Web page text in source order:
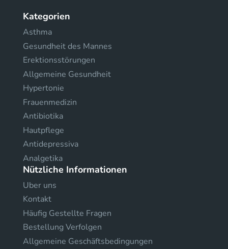
Kategorien
Asthma
Gesundheit des Mannes
Erektionsstörungen
Allgemeine Gesundheit
Hypertonie
Frauenmedizin
Antibiotika
Hautpflege
Antidepressiva
Analgetika
Nützliche Informationen
Uber uns
Kontakt
Häufig Gestellte Fragen
Bestellung Verfolgen
Allgemeine Geschäftsbedingungen